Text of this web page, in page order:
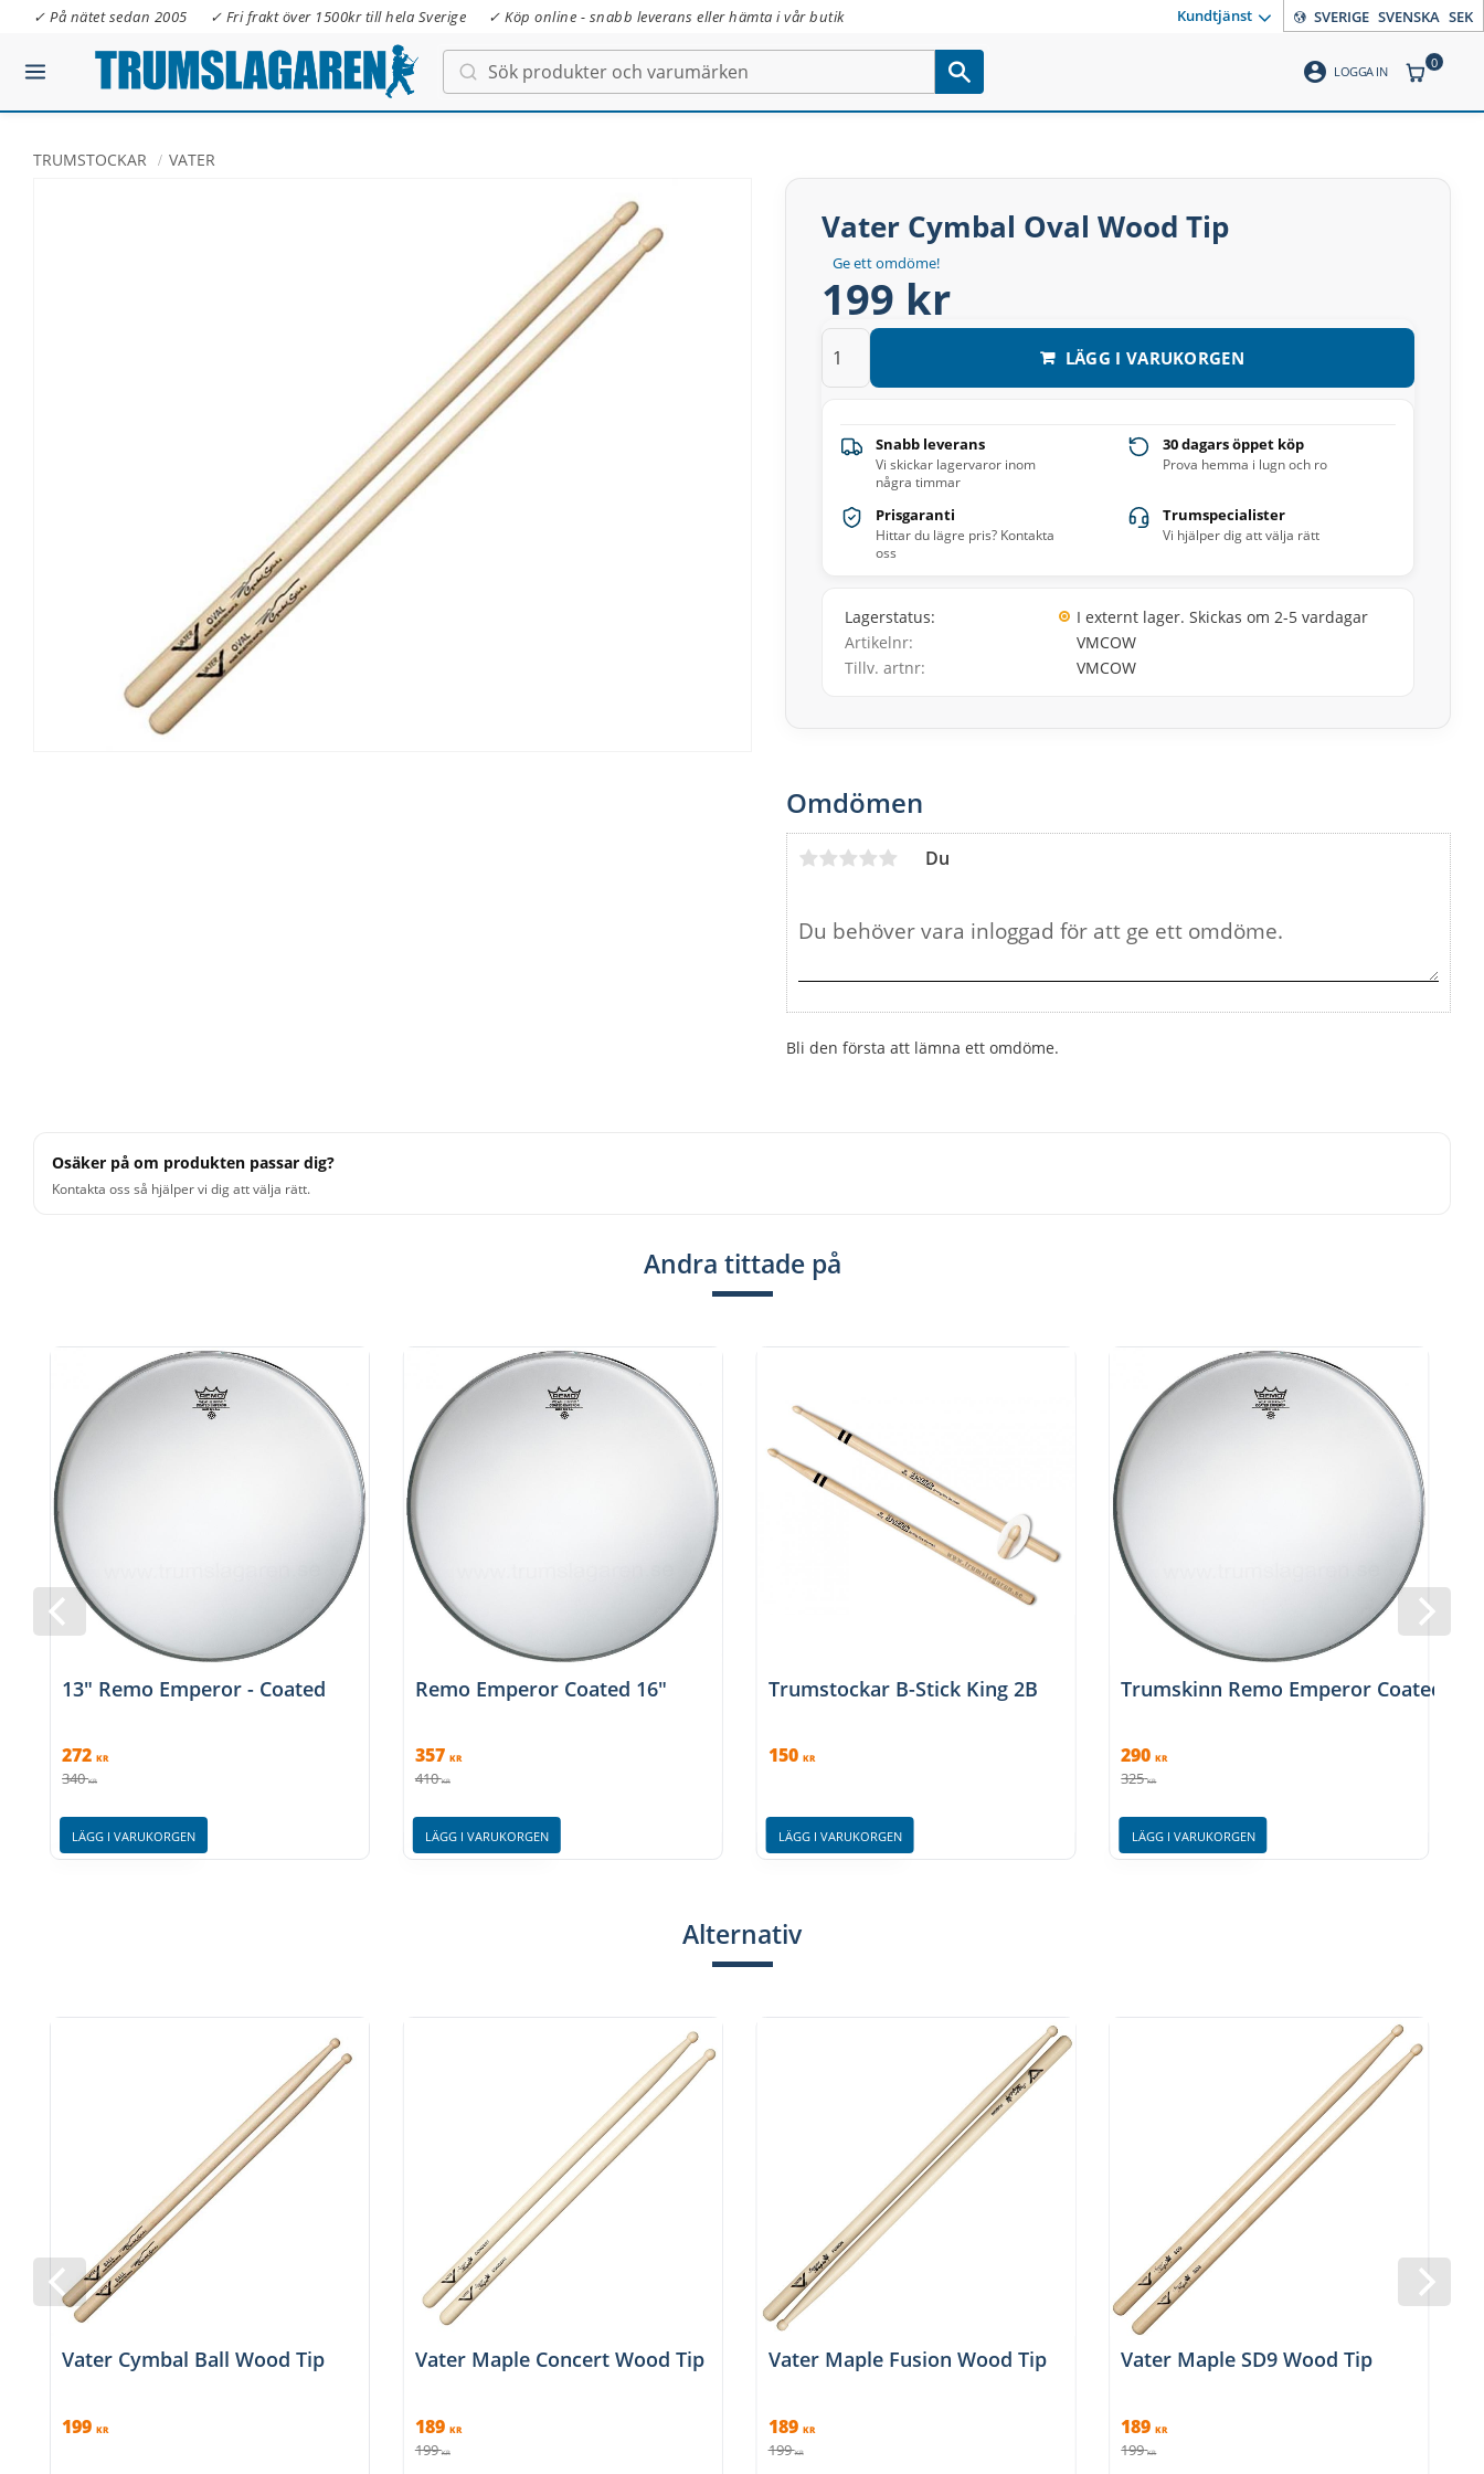
✓ På nätet sedan 2005 ✓ Fri frakt över 1500kr till hela Sverige ✓ Köp online - snabb leverans eller hämta i vår butik Kundtjänst SVERIGE SVENSKA SEK
account_circle LOGGA IN ANTAL
0
TRUMSTOCKAR VATER
Vater Cymbal Oval Wood Tip
Ge ett omdöme!
199 kr
LÄGG I VARUKORGEN
Snabb leverans
Vi skickar lagervaror inom
några timmar
30 dagars öppet köp
Prova hemma i lugn och ro
Prisgaranti
Hittar du lägre pris? Kontakta
oss
Trumspecialister
Vi hjälper dig att välja rätt
Lagerstatus
I externt lager. Skickas om 2-5 vardagar
Artikelnr
VMCOW
Tillv. artnr
VMCOW
Omdömen
Du
Bli den första att lämna ett omdöme.
Osäker på om produkten passar dig?
Kontakta oss så hjälper vi dig att välja rätt.
Andra tittade på
13" Remo Emperor - Coated
272 KR
340 KR
LÄGG I VARUKORGEN
Remo Emperor Coated 16"
357 KR
410 KR
LÄGG I VARUKORGEN
Trumstockar B-Stick King 2B
150 KR
LÄGG I VARUKORGEN
Trumskinn Remo Emperor Coated 12"
290 KR
325 KR
LÄGG I VARUKORGEN
Alternativ
Vater Cymbal Ball Wood Tip
199 KR
Vater Maple Concert Wood Tip
189 KR
199 KR
Vater Maple Fusion Wood Tip
189 KR
199 KR
Vater Maple SD9 Wood Tip
189 KR
199 KR